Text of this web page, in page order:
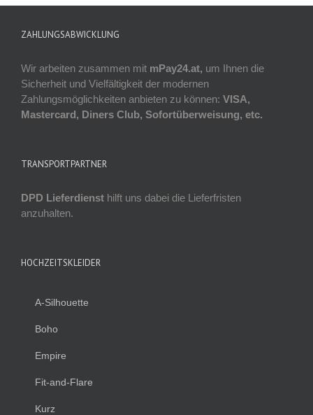
ZAHLUNGSABWICKLUNG
Wir arbeiten zusammen mit mPay24.at, um Ihnen die
Sicherheit und Vielfältigkeit der modernen
Zahlungsmöglichkeiten anbieten zu können: VISA,
Mastercard, Diners Club, Sofortüberweisung, etc.
TRANSPORTPARTNER
DPD Lieferdienst hilft uns dabei die Lieferfristen
anzuhalten.
HOCHZEITSKLEIDER
A-Silhouette
Boho
Empire
Fit-and-Flare
Kurz